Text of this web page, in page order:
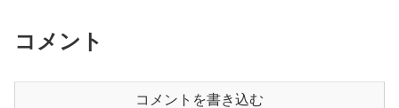
コメント
コメントを書き込む